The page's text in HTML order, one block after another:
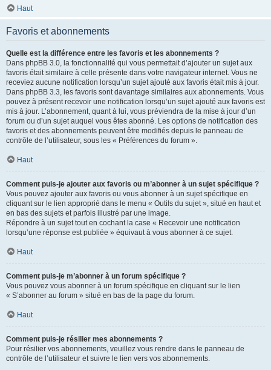
Haut
Favoris et abonnements
Quelle est la différence entre les favoris et les abonnements ?
Dans phpBB 3.0, la fonctionnalité qui vous permettait d’ajouter un sujet aux
favoris était similaire à celle présente dans votre navigateur internet. Vous ne
receviez aucune notification lorsqu’un sujet ajouté aux favoris était mis à jour.
Dans phpBB 3.3, les favoris sont davantage similaires aux abonnements. Vous
pouvez à présent recevoir une notification lorsqu’un sujet ajouté aux favoris est
mis à jour. L’abonnement, quant à lui, vous préviendra de la mise à jour d’un
forum ou d’un sujet auquel vous êtes abonné. Les options de notification des
favoris et des abonnements peuvent être modifiés depuis le panneau de
contrôle de l’utilisateur, sous les « Préférences du forum ».
Haut
Comment puis-je ajouter aux favoris ou m’abonner à un sujet spécifique ?
Vous pouvez ajouter aux favoris ou vous abonner à un sujet spécifique en
cliquant sur le lien approprié dans le menu « Outils du sujet », situé en haut et
en bas des sujets et parfois illustré par une image.
Répondre à un sujet tout en cochant la case « Recevoir une notification
lorsqu’une réponse est publiée » équivaut à vous abonner à ce sujet.
Haut
Comment puis-je m’abonner à un forum spécifique ?
Vous pouvez vous abonner à un forum spécifique en cliquant sur le lien
« S’abonner au forum » situé en bas de la page du forum.
Haut
Comment puis-je résilier mes abonnements ?
Pour résilier vos abonnements, veuillez vous rendre dans le panneau de
contrôle de l’utilisateur et suivre le lien vers vos abonnements.